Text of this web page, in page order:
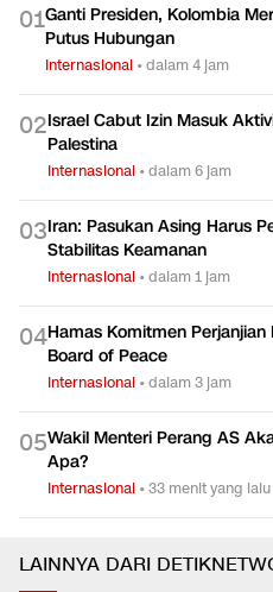
01Ganti Presiden, Kolombia
Putus Hubungan
Internasional •dalam 4 jam
02Israel Cabut Izin Masuk
Palestina
Internasional •dalam 6 jam
03Iran: Pasukan Asing Harus
Stabilitas Keamanan
Internasional •dalam 1 jam
04Hamas Komitmen Perjanjian
Board of Peace
Internasional •dalam 3 jam
05Wakil Menteri Perang AS
Apa?
Internasional •33 menit yang lalu
LAINNYA DARI